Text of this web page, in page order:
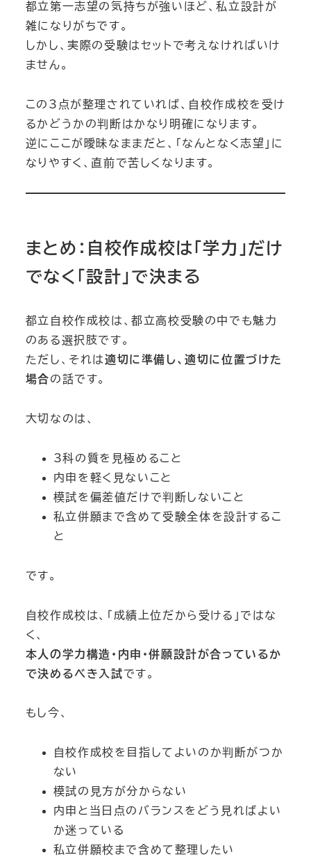
都立第一志望の気持ちが強いほど、私立設計が
雑になりがちです。
しかし、実際の受験はセットで考えなければいけ
ません。
この3点が整理されていれば、自校作成校を受け
るかどうかの判断はかなり明確になります。
逆にここが曖昧なままだと、「なんとなく志望」に
なりやすく、直前で苦しくなります。
まとめ：自校作成校は「学力」だけ
でなく「設計」で決まる
都立自校作成校は、都立高校受験の中でも魅力
のある選択肢です。
ただし、それは適切に準備し、適切に位置づけた
場合の話です。
大切なのは、
3科の質を見極めること
内申を軽く見ないこと
模試を偏差値だけで判断しないこと
私立併願まで含めて受験全体を設計するこ
と
です。
自校作成校は、「成績上位だから受ける」ではな
く、
本人の学力構造・内申・併願設計が合っているか
で決めるべき入試です。
もし今、
自校作成校を目指してよいのか判断がつか
ない
模試の見方が分からない
内申と当日点のバランスをどう見ればよい
か迷っている
私立併願校まで含めて整理したい